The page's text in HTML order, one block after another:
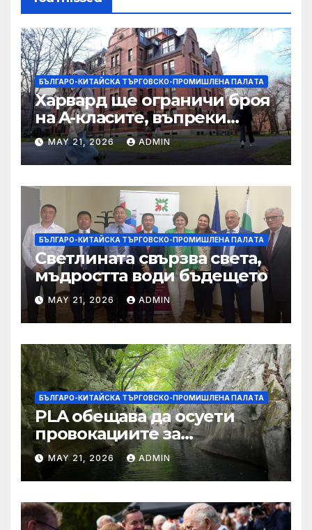
БЪЛГАРО-КИТАЙСКА ТЪРГОВСКО-ПРОМИШЛЕНА ПАЛAТА
Харвард ще ограничи броя
на A-класите, въпреки
силната съпротива на
студентите
MAY 21, 2026 ADMIN
БЪЛГАРО-КИТАЙСКА ТЪРГОВСКО-ПРОМИШЛЕНА ПАЛAТА
Светлината свързва света,
мъдростта води бъдещето
MAY 21, 2026 ADMIN
БЪЛГАРО-КИТАЙСКА ТЪРГОВСКО-ПРОМИШЛЕНА ПАЛAТА
PLA обещава да осуети
провокациите за
„независимост на Тайван“.
MAY 21, 2026 ADMIN